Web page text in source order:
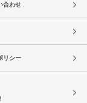
合わせ
リシー